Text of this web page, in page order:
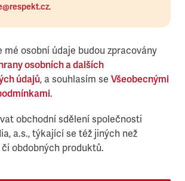
.
mé osobní údaje budou zpracovány
osobních a dalších
údajů, a souhlasím se Všeobecnými
.
obchodní sdělení společnosti
a.s., týkající se též jiných než
obdobných produktů.